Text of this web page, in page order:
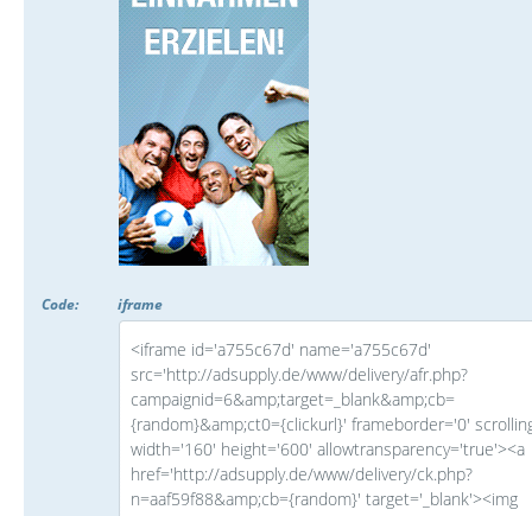
Code: iframe
<iframe id='a755c67d' name='a755c67d'
src='http://adsupply.de/www/delivery/afr.php?
campaignid=6&amp;target=_blank&amp;cb=
{random}&amp;ct0={clickurl}' frameborder='0'
width='160' height='600' allowtransparency='true'><a
href='http://adsupply.de/www/delivery/ck.php?
n=aaf59f88&amp;cb={random}' target='_blank'><img